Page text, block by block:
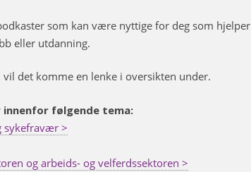
som kan være nyttige for deg som hjelper
eller utdanning.
det komme en lenke i oversikten under.
følgende tema:
sykefravær >
og arbeids- og velferdssektoren >